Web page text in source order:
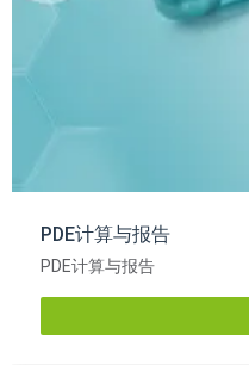
PDE计算与报告
PDE计算与报告